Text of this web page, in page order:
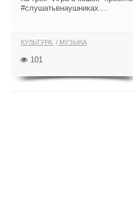
#слушатьвнаушниках....
КУЛЬТУРА МУЗЫКА
101